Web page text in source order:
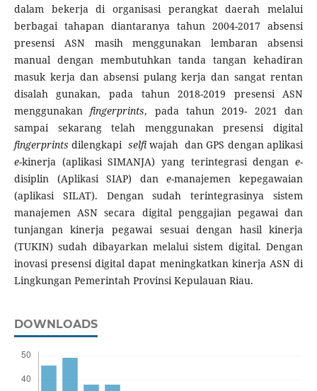
dalam bekerja di organisasi perangkat daerah melalui
berbagai tahapan diantaranya tahun 2004-2017 absensi
presensi ASN masih menggunakan lembaran absensi
manual dengan membutuhkan tanda tangan kehadiran
masuk kerja dan absensi pulang kerja dan sangat rentan
disalah gunakan, pada tahun 2018-2019 presensi ASN
menggunakanfingerprints, pada tahun 2019- 2021 dan
sampai sekarang telah menggunakan presensi digital
fingerprintsdilengkapi selfi wajah dan GPS dengan aplikasi
e-kinerja (aplikasi SIMANJA) yang terintegrasi dengane-
disiplin (Aplikasi SIAP) dane-manajemen kepegawaian
(aplikasi SILAT). Dengan sudah terintegrasinya sistem
manajemen ASN secara digital penggajian pegawai dan
tunjangan kinerja pegawai sesuai dengan hasil kinerja
(TUKIN) sudah dibayarkan melalui sistem digital. Dengan
inovasi presensi digital dapat meningkatkan kinerja ASN di
Lingkungan Pemerintah Provinsi Kepulauan Riau.
DOWNLOADS